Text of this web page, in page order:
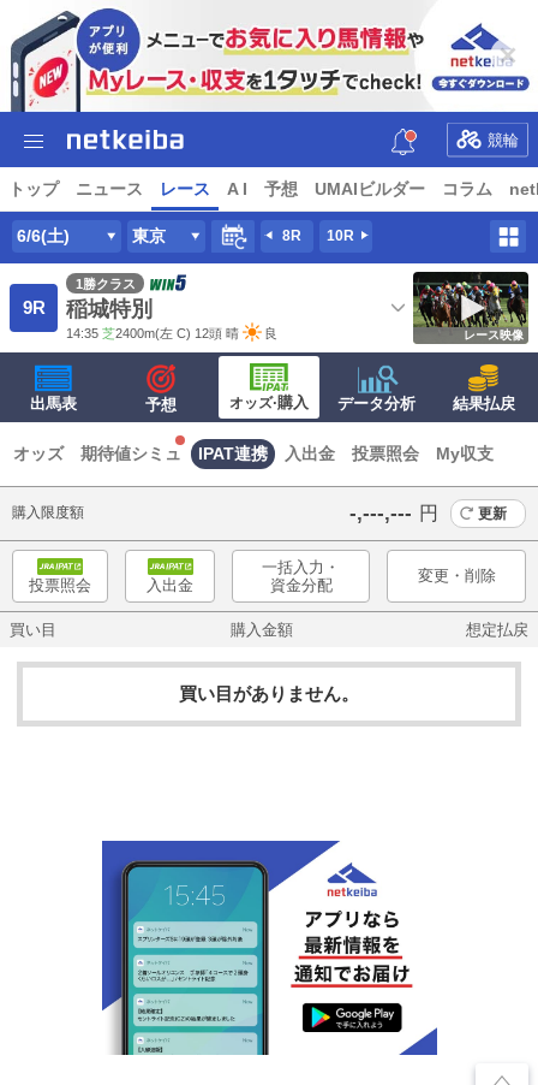
競輪
トップ ニュース レース A I 予想 UMAIビルダー コラム
6/6(土) 東京 8R 10R
9R
1勝クラス
稲城特別
14:35 芝2400m(左 C) 12頭 晴 良 レース映像
出馬表 予想 オッズ·購入 データ分析 結果払戻
オッズ 期待値シミュ IPAT連携 入出金 投票照会 My収支
購入限度額 ‐,‐‐‐,‐‐‐ 円 更新
投票照会 入出金
一括入力・
資金分配
変更・削除
買い目 購入金額 想定払戻
買い目がありません。